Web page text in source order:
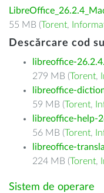
55 MB (Torent,
Descărcare cod
libreoffice-
279 MB (Torent,
libreoffice-
59 MB (Torent,
libreoffice-help-
56 MB (Torent,
libreoffice-
224 MB (Torent,
Sistem de operare